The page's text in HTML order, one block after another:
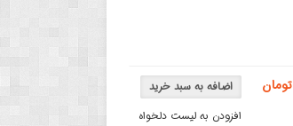
افزودن به لیست دلخواه